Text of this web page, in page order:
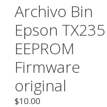
Archivo Bin
Epson TX235
EEPROM
Firmware
original
$10.00